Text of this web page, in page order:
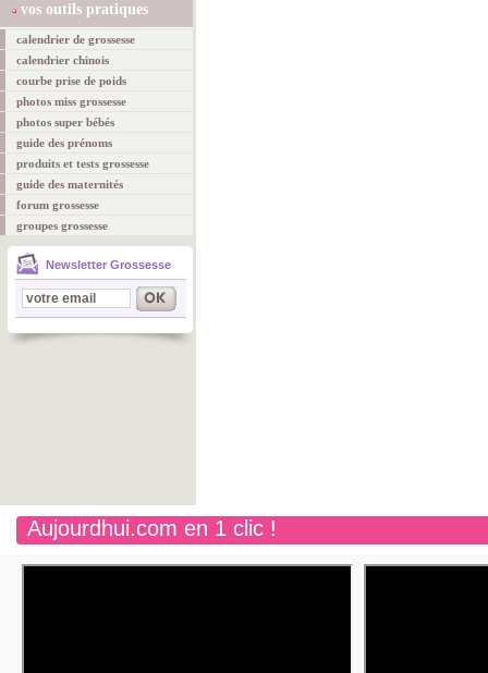
vos outils pratiques
calendrier de grossesse
calendrier chinois
courbe prise de poids
photos miss grossesse
photos super bébés
guide des prénoms
produits et tests grossesse
guide des maternités
forum grossesse
groupes grossesse
Newsletter Grossesse
Aujourdhui.com en 1 clic !